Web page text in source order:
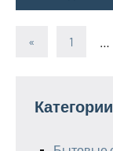
«
Предыдущие
1